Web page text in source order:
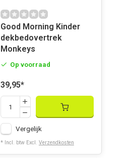
Good Morning Kinder
dekbedovertrek
Monkeys
Op voorraad
39,95*
Vergelijk
* Incl. btw Excl. Verzendkosten